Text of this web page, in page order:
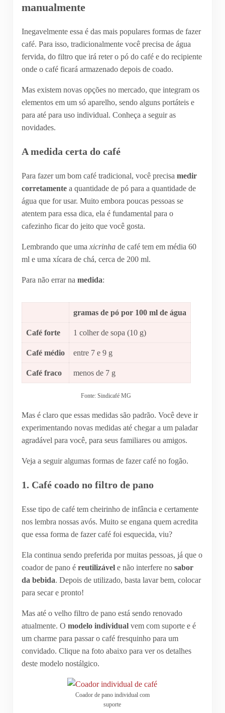
manualmente
Inegavelmente essa é das mais populares formas de fazer
café. Para isso, tradicionalmente você precisa de água
fervida, do filtro que irá reter o pó do café e do recipiente
onde o café ficará armazenado depois de coado.
Mas existem novas opções no mercado, que integram os
elementos em um só aparelho, sendo alguns portáteis e
para até para uso individual. Conheça a seguir as
novidades.
A medida certa do café
Para fazer um bom café tradicional, você precisa medir
corretamentea quantidade de pó para a quantidade de
água que for usar. Muito embora poucas pessoas se
atentem para essa dica, ela é fundamental para o
cafezinho ficar do jeito que você gosta.
Lembrando que uma xicrinha de café tem em média 60
ml e uma xícara de chá, cerca de 200 ml.
Para não errar na medida:
gramas de pó por 100 ml de água
Café forte 1 colher de sopa (10 g)
Café médio entre 7 e 9 g
Café fraco menos de 7 g
Fonte: Sindicafé MG
Mas é claro que essas medidas são padrão. Você deve ir
experimentando novas medidas até chegar a um paladar
agradável para você, para seus familiares ou amigos.
Veja a seguir algumas formas de fazer café no fogão.
1. Café coado no filtro de pano
Esse tipo de café tem cheirinho de infância e certamente
nos lembra nossas avós. Muito se engana quem acredita
que essa forma de fazer café foi esquecida, viu?
Ela continua sendo preferida por muitas pessoas, já que o
coador de pano é reutilizável e não interfere no sabor
da bebida. Depois de utilizado, basta lavar bem, colocar
para secar e pronto!
Mas até o velho filtro de pano está sendo renovado
atualmente. O modelo individualvem com suporte e é
um charme para passar o café fresquinho para um
convidado. Clique na foto abaixo para ver os detalhes
deste modelo nostálgico.
Coador de pano individual com
suporte